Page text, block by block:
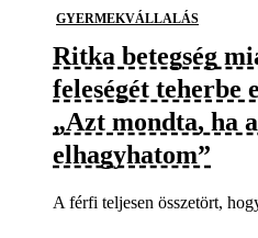
GYERMEKVÁLLALÁS
Ritka betegség
feleségét teherbe
„Azt mondta, ha
elhagyhatom”
A férfi teljesen összetört,